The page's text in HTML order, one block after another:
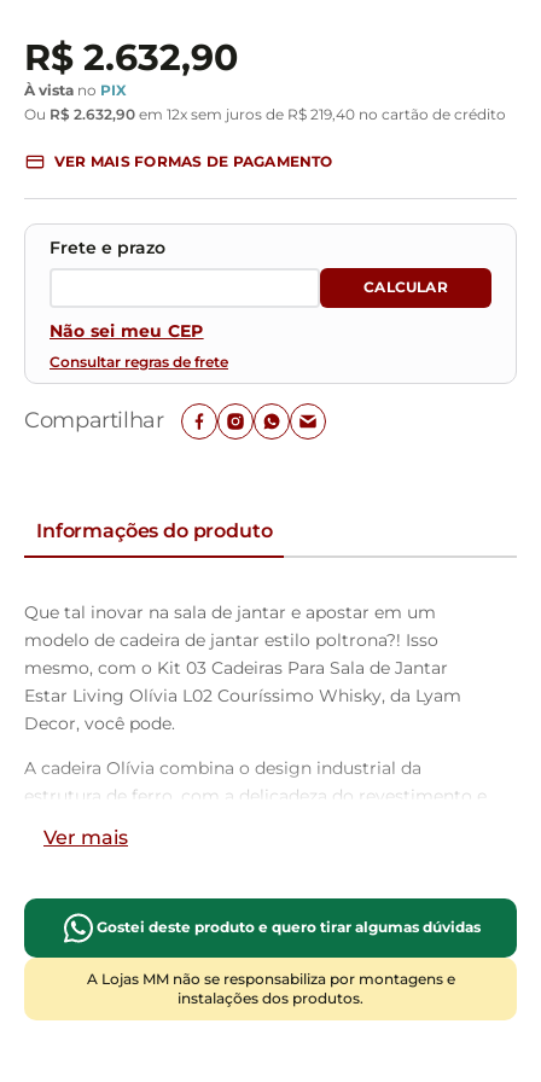
R$ 2.632,90
À vista no PIX
Ou R$ 2.632,90 em 12x sem juros de R$ 219 40 no cartão de crédito
VER MAIS FORMAS DE PAGAMENTO
Não sei meu CEP
Consultar regras de frete
Compartilhar
Informações do produto
Que tal inovar na sala de jantar e apostar em um
modelo de cadeira de jantar estilo poltrona?! Isso
mesmo, com o Kit 03 Cadeiras Para Sala de Jantar
Estar Living Olívia L02 Couríssimo Whisky, da Lyam
Decor, você pode.
A cadeira Olívia combina o design industrial da
estrutura de ferro, com a delicadeza do revestimento e
versatilidade também é outra característica que vale a
como cadeira para sala de jantar, área gourmet ou
como poltrona decorativa para compor espaços como
sala de estar, living, recepção, escritório e até mesmo
no quarto. Não deixe para depois, aproveite hoje
mesmo e transforme a sua casa com o conjunto de
Ver mais
Gostei deste produto e quero tirar algumas dúvidas
A Lojas MM não se responsabiliza por montagens e
instalações dos produtos.